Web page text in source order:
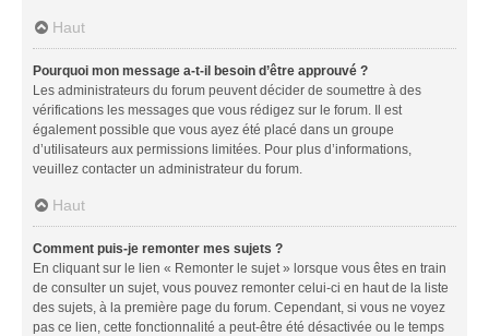
Haut
Pourquoi mon message a-t-il besoin d’être approuvé ?
Les administrateurs du forum peuvent décider de soumettre à des
vérifications les messages que vous rédigez sur le forum. Il est
également possible que vous ayez été placé dans un groupe
d’utilisateurs aux permissions limitées. Pour plus d’informations,
veuillez contacter un administrateur du forum.
Haut
Comment puis-je remonter mes sujets ?
En cliquant sur le lien « Remonter le sujet » lorsque vous êtes en train
de consulter un sujet, vous pouvez remonter celui-ci en haut de la liste
des sujets, à la première page du forum. Cependant, si vous ne voyez
pas ce lien, cette fonctionnalité a peut-être été désactivée ou le temps